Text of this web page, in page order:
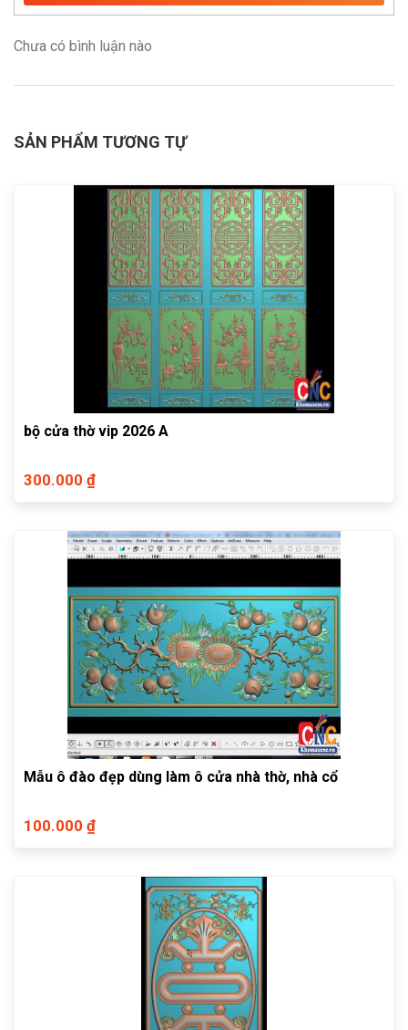
Chưa có bình luận nào
SẢN PHẨM TƯƠNG TỰ
bộ cửa thờ vip 2026 A
300.000 ₫
Mẫu ô đào đẹp dùng làm ô cửa nhà thờ, nhà cổ
100.000 ₫